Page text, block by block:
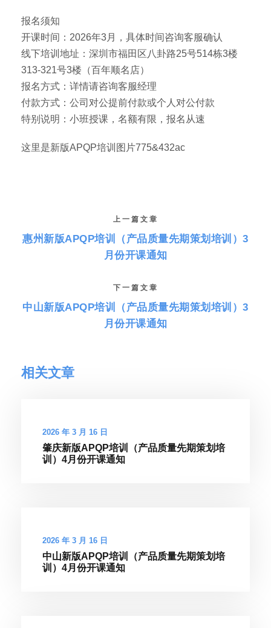
报名须知
开课时间：2026年3月，具体时间咨询客服确认
线下培训地址：深圳市福田区八卦路25号514栋3楼
313-321号3楼（百年顺名店）
报名方式：详情请咨询客服经理
付款方式：公司对公提前付款或个人对公付款
特别说明：小班授课，名额有限，报名从速
这里是新版APQP培训图片775&432ac
上一篇文章
惠州新版APQP培训（产品质量先期策划培训）3
月份开课通知
下一篇文章
中山新版APQP培训（产品质量先期策划培训）3
月份开课通知
相关文章
2026 年 3 月 16 日
肇庆新版APQP培训（产品质量先期策划培
训）4月份开课通知
2026 年 3 月 16 日
中山新版APQP培训（产品质量先期策划培
训）4月份开课通知